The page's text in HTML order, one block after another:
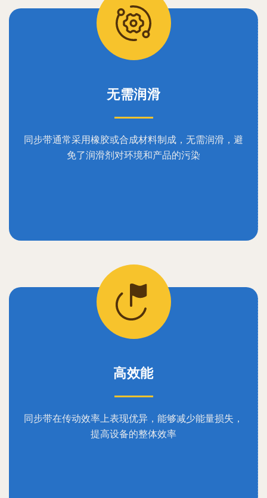
无需润滑
同步带通常采用橡胶或合成材料制成，无需润滑，避
免了润滑剂对环境和产品的污染
高效能
同步带在传动效率上表现优异，能够减少能量损失，
提高设备的整体效率